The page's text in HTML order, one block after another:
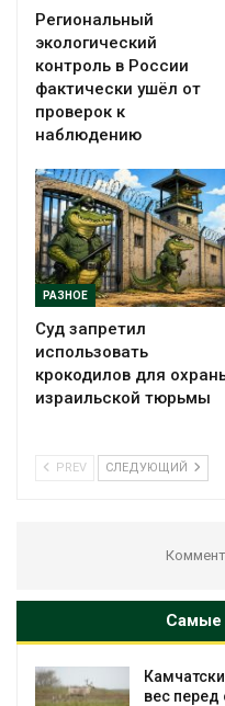
Региональный
экологический
контроль в России
фактически ушёл от
проверок к
наблюдению
РАЗНОЕ
Суд запретил
использовать
крокодилов для
израильской тюрьмы
PREV СЛЕДУЮЩИЙ
Самые
вес перед